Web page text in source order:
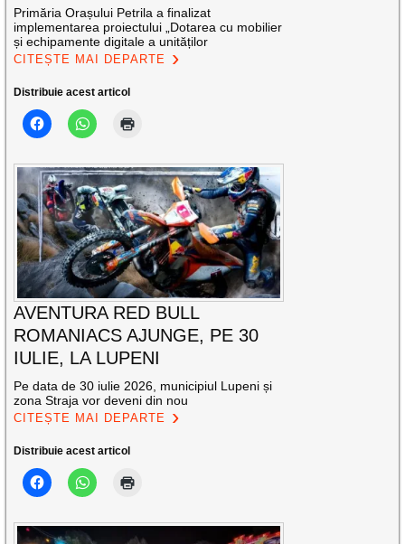
Primăria Orașului Petrila a finalizat
implementarea proiectului „Dotarea cu mobilier
și echipamente digitale a unităților
CITEȘTE MAI DEPARTE
Distribuie acest articol
AVENTURA RED BULL
ROMANIACS AJUNGE, PE 30
IULIE, LA LUPENI
Pe data de 30 iulie 2026, municipiul Lupeni și
zona Straja vor deveni din nou
CITEȘTE MAI DEPARTE
Distribuie acest articol